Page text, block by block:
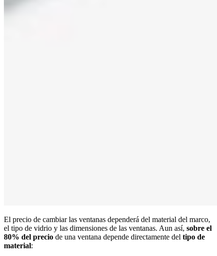
El precio de cambiar las ventanas dependerá del material del marco,
el tipo de vidrio y las dimensiones de las ventanas. Aun así, sobre el
80% del precio de una ventana depende directamente del tipo de
material: